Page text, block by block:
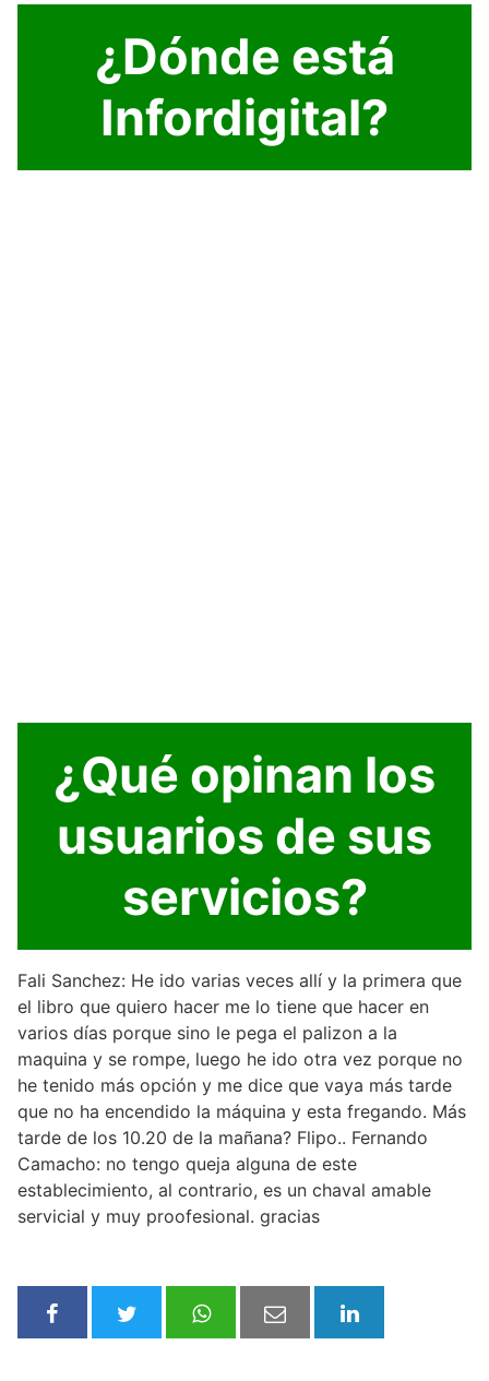
¿Dónde está
Infordigital?
¿Qué opinan los
usuarios de sus
servicios?
Fali Sanchez: He ido varias veces allí y la primera que
el libro que quiero hacer me lo tiene que hacer en
varios días porque sino le pega el palizon a la
maquina y se rompe, luego he ido otra vez porque no
he tenido más opción y me dice que vaya más tarde
que no ha encendido la máquina y esta fregando. Más
tarde de los 10.20 de la mañana? Flipo.. Fernando
Camacho: no tengo queja alguna de este
establecimiento, al contrario, es un chaval amable
servicial y muy proofesional. gracias